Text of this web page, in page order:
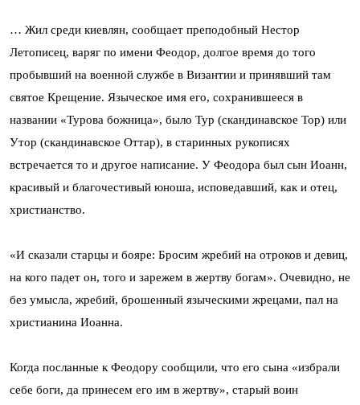
… Жил среди киевлян, сообщает преподобный Нестор
Летописец, варяг по имени Феодор, долгое время до того
пробывший на военной службе в Византии и принявший там
святое Крещение. Языческое имя его, сохранившееся в
названии «Турова божница», было Тур (скандинавское Тор) или
Утор (скандинавское Оттар), в старинных рукописях
встречается то и другое написание. У Феодора был сын Иоанн,
красивый и благочестивый юноша, исповедавший, как и отец,
христианство.
«И сказали старцы и бояре: Бросим жребий на отроков и девиц,
на кого падет он, того и зарежем в жертву богам». Очевидно, не
без умысла, жребий, брошенный языческими жрецами, пал на
христианина Иоанна.
Когда посланные к Феодору сообщили, что его сына «избрали
себе боги, да принесем его им в жертву», старый воин